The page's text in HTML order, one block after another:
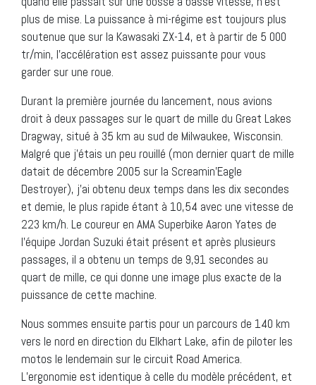
plus de mise. La puissance à mi-régime est toujours plus
soutenue que sur la Kawasaki ZX-14, et à partir de 5 000
tr/min, l’accélération est assez puissante pour vous
garder sur une roue.
Durant la première journée du lancement, nous avions
droit à deux passages sur le quart de mille du Great Lakes
Dragway, situé à 35 km au sud de Milwaukee, Wisconsin.
Malgré que j’étais un peu rouillé (mon dernier quart de mille
datait de décembre 2005 sur la Screamin’Eagle
Destroyer), j’ai obtenu deux temps dans les dix secondes
et demie, le plus rapide étant à 10,54 avec une vitesse de
223 km/h. Le coureur en AMA Superbike Aaron Yates de
l’équipe Jordan Suzuki était présent et après plusieurs
passages, il a obtenu un temps de 9,91 secondes au
quart de mille, ce qui donne une image plus exacte de la
puissance de cette machine.
Nous sommes ensuite partis pour un parcours de 140 km
vers le nord en direction du Elkhart Lake, afin de piloter les
motos le lendemain sur le circuit Road America.
L’ergonomie est identique à celle du modèle précédent, et